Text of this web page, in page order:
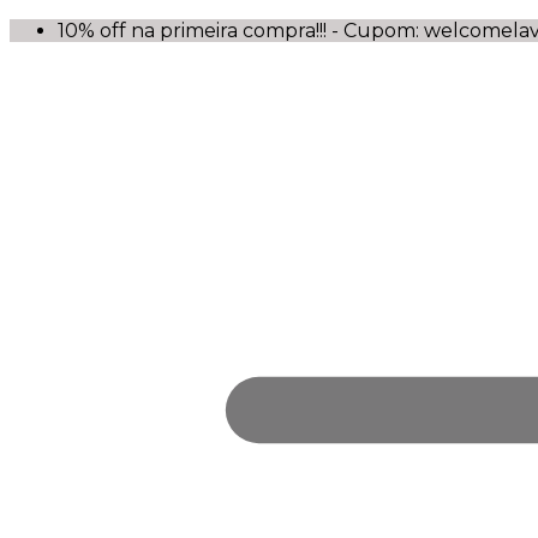
10% off na primeira compra!!! - Cupom: